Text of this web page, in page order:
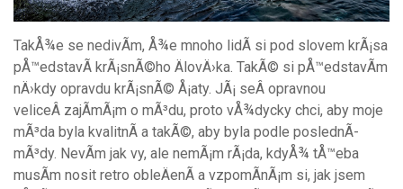
TakÅ¾e se nedivÃ­m, Å¾e mnoho lidÃ­ si pod slovem krÃ¡sa
pÅ™edstavÃ­ krÃ¡snÃ©ho ÄlovÄ›ka. TakÃ© si pÅ™edstavÃ­m
nÄ›kdy opravdu krÃ¡snÃ© Å¡aty. JÃ¡ seÂ opravnou
veliceÂ zajÃ­mÃ¡m o mÃ³du, proto vÅ¾dycky chci, aby moje
mÃ³da byla kvalitnÃ­ a takÃ©, aby byla podle poslednÃ­
mÃ³dy. NevÃ­m jak vy, ale nemÃ¡m rÃ¡da, kdyÅ¾ tÅ™eba
musÃ­m nosit retro obleÄenÃ­ a vzpomÃ­nÃ¡m si, jak jsem